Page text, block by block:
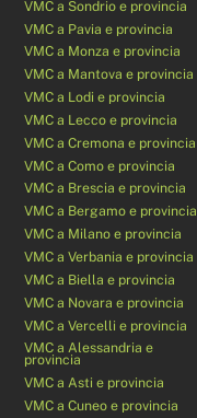
VMC a Sondrio e provincia
VMC a Pavia e provincia
VMC a Monza e provincia
VMC a Mantova e provincia
VMC a Lodi e provincia
VMC a Lecco e provincia
VMC a Cremona e provincia
VMC a Como e provincia
VMC a Brescia e provincia
VMC a Bergamo e provincia
VMC a Milano e provincia
VMC a Verbania e provincia
VMC a Biella e provincia
VMC a Novara e provincia
VMC a Vercelli e provincia
VMC a Alessandria e
provincia
VMC a Asti e provincia
VMC a Cuneo e provincia